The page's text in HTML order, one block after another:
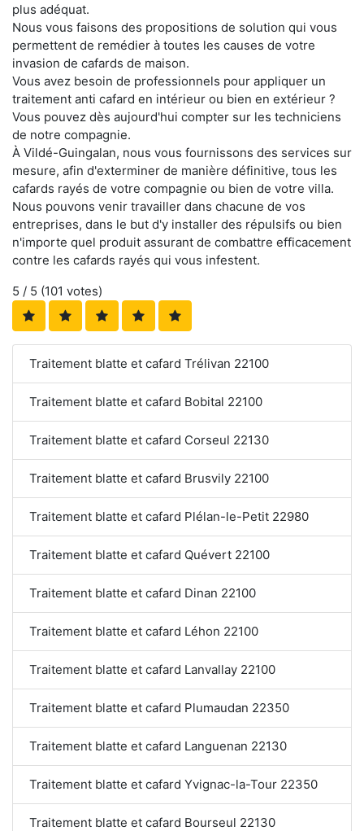
plus adéquat.
Nous vous faisons des propositions de solution qui vous
permettent de remédier à toutes les causes de votre
invasion de cafards de maison.
Vous avez besoin de professionnels pour appliquer un
traitement anti cafard en intérieur ou bien en extérieur ?
Vous pouvez dès aujourd'hui compter sur les techniciens
de notre compagnie.
À Vildé-Guingalan, nous vous fournissons des services sur
mesure, afin d'exterminer de manière définitive, tous les
cafards rayés de votre compagnie ou bien de votre villa.
Nous pouvons venir travailler dans chacune de vos
entreprises, dans le but d'y installer des répulsifs ou bien
n'importe quel produit assurant de combattre efficacement
contre les cafards rayés qui vous infestent.
5 / 5 (101 votes)
Traitement blatte et cafard Trélivan 22100
Traitement blatte et cafard Bobital 22100
Traitement blatte et cafard Corseul 22130
Traitement blatte et cafard Brusvily 22100
Traitement blatte et cafard Plélan-le-Petit 22980
Traitement blatte et cafard Quévert 22100
Traitement blatte et cafard Dinan 22100
Traitement blatte et cafard Léhon 22100
Traitement blatte et cafard Lanvallay 22100
Traitement blatte et cafard Plumaudan 22350
Traitement blatte et cafard Languenan 22130
Traitement blatte et cafard Yvignac-la-Tour 22350
Traitement blatte et cafard Bourseul 22130